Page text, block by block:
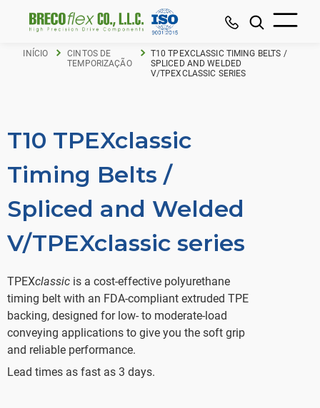
INÍCIO
CINTOS DE
TEMPORIZAÇÃO
T10 TPEXCLASSIC TIMING BELTS /
SPLICED AND WELDED
V/TPEXCLASSIC SERIES
T10 TPEXclassic
Timing Belts /
Spliced and Welded
V/TPEXclassic series
TPEXclassic is a cost-effective polyurethane
timing belt with an FDA-compliant extruded TPE
backing, designed for low- to moderate-load
conveying applications to give you the soft grip
and reliable performance.
Lead times as fast as 3 days.